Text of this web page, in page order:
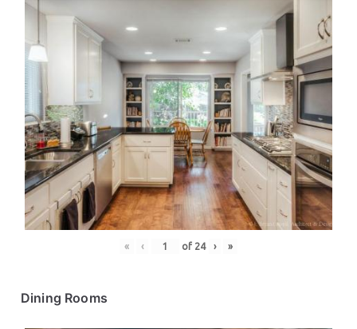
« ‹ of 24 › »
Dining Rooms